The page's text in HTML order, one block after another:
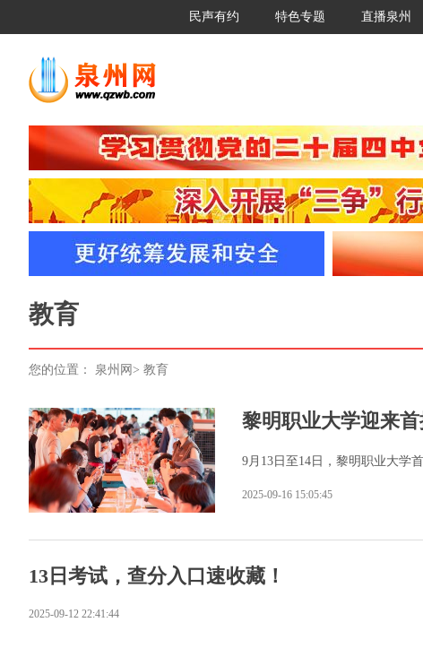
民声有约 特色专题 直播泉州
教育
您的位置： 泉州网 > 教育
黎明职业大学迎来
9月13日至14日，黎明职业大学
2025-09-16 15:05:45
13日考试，查分入口速收藏！
2025-09-12 22:41:44